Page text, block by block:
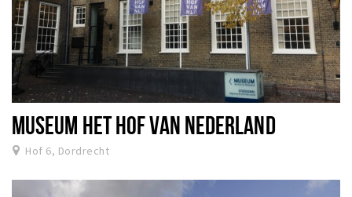
MUSEUM HET HOF VAN NEDERLAND
Hof 6, Dordrecht